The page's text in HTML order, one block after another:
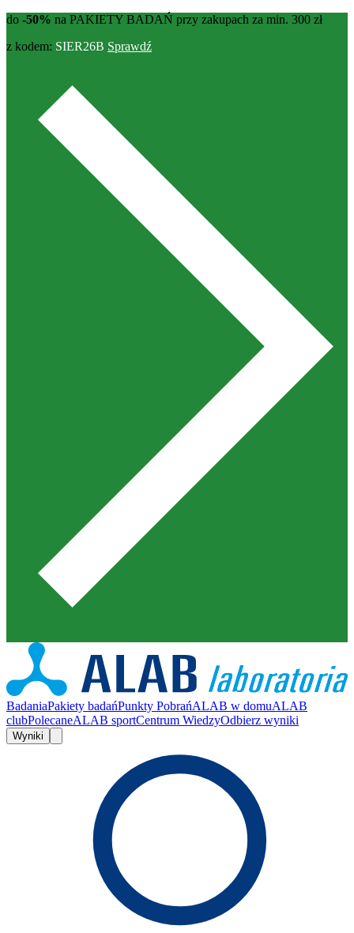
do -50% na PAKIETY BADAŃ przy zakupach za min. 300 zł
z kodem: SIER26B Sprawdź
BadaniaPakiety badańPunkty PobrańALAB w domuALAB
clubPolecaneALAB sportCentrum WiedzyOdbierz wyniki
Wyniki